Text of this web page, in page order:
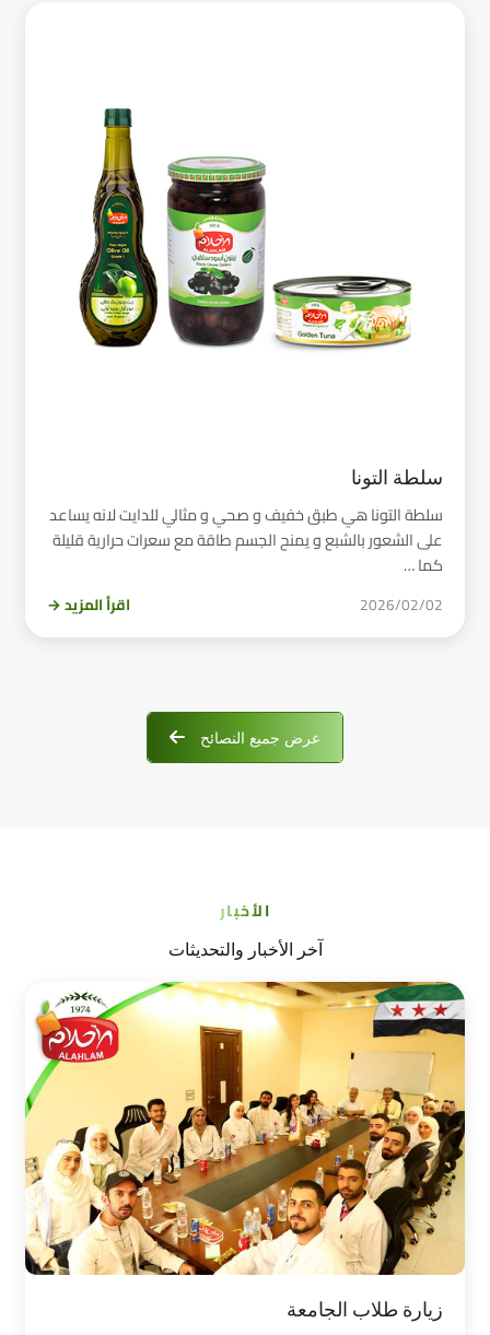
سلطة التونا
سلطة التونا هي طبق خفيف و صحي و مثالي للدايت لانه يساعد
على الشعور بالشبع و يمنح الجسم طاقة مع سعرات حرارية قليلة
كما …
2026/02/02 اقرأ المزيد →
عرض جميع النصائح
الأخبار
آخر الأخبار والتحديثات
زيارة طلاب الجامعة